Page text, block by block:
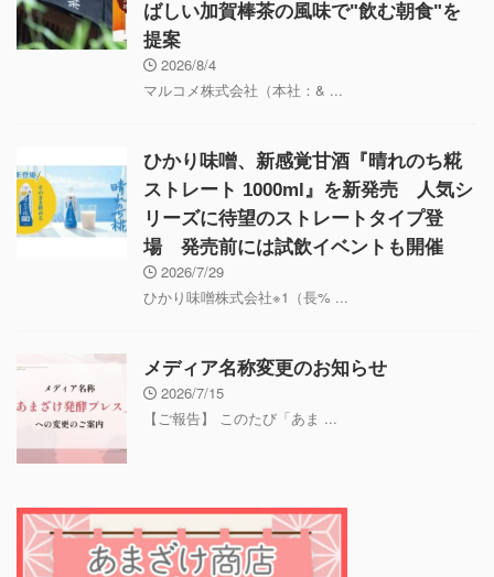
ばしい加賀棒茶の風味で"飲む朝食"を
提案
2026/8/4
マルコメ株式会社（本社：& ...
ひかり味噌、新感覚甘酒『晴れのち糀
ストレート 1000ml』を新発売 人気シ
リーズに待望のストレートタイプ登
場 発売前には試飲イベントも開催
2026/7/29
ひかり味噌株式会社※1（長% ...
メディア名称変更のお知らせ
2026/7/15
【ご報告】 このたび「あま ...